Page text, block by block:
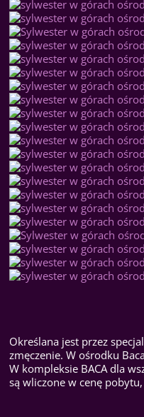
Określana jest przez
zmęczenie. W ośrodku
W kompleksie BACA dla
są wliczone w cenę